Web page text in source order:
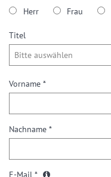
Herr
Frau
Titel
Vorname *
Nachname *
E-Mail *